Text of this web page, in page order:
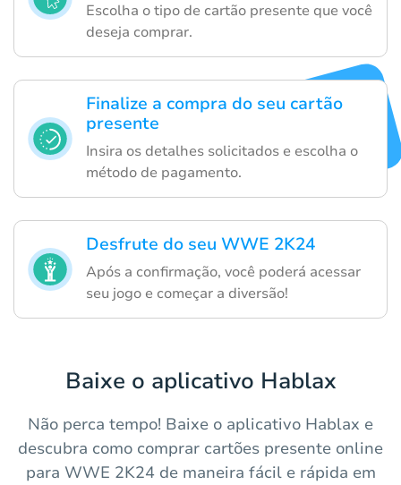
Escolha o tipo de cartão presente que você
deseja comprar.
Finalize a compra do seu cartão
presente
Insira os detalhes solicitados e escolha o
método de pagamento.
Desfrute do seu WWE 2K24
Após a confirmação, você poderá acessar
seu jogo e começar a diversão!
Baixe o aplicativo Hablax
Não perca tempo! Baixe o aplicativo Hablax e
descubra como comprar cartões presente online
para WWE 2K24 de maneira fácil e rápida em